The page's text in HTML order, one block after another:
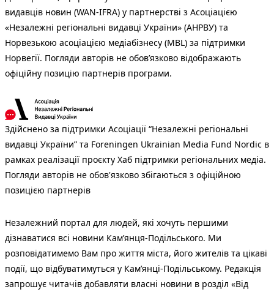
видавців новин (WAN-IFRA) у партнерстві з Асоціацією
«Незалежні регіональні видавці України» (АНРВУ) та
Норвезькою асоціацією медіабізнесу (MBL) за підтримки
Норвегії. Погляди авторів не обов’язково відображають
офіційну позицію партнерів програми.
Здійснено за підтримки Асоціації “Незалежні регіональні
видавці України” та Foreningen Ukrainian Media Fund Nordic в
рамках реалізації проєкту Хаб підтримки регіональних медіа.
Погляди авторів не обов'язково збігаються з офіційною
позицією партнерів
Незалежний портал для людей, які хочуть першими
дізнаватися всі новини Кам’янця-Подільського. Ми
розповідатимемо Вам про життя міста, його жителів та цікаві
події, що відбуватимуться у Кам’янці-Подільському. Редакція
запрошує читачів добавляти власні новини в розділ «Від